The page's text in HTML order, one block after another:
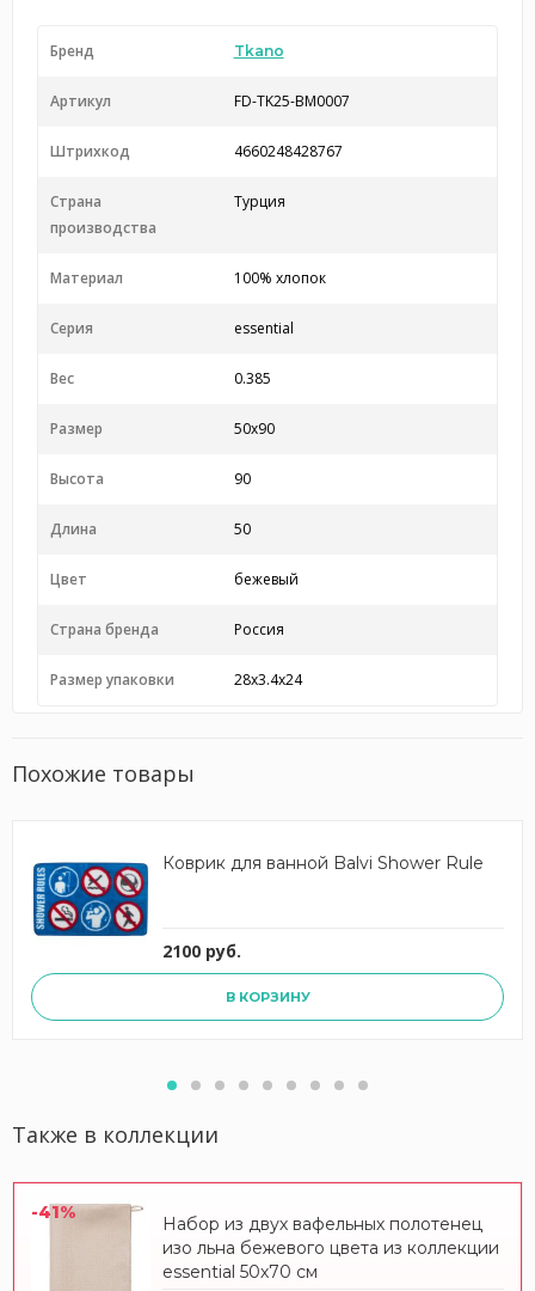
Бренд Tkano
Артикул FD-TK25-BM0007
Штрихкод 4660248428767
Страна
производства
Турция
Материал 100% хлопок
Серия essential
Вес 0.385
Размер 50x90
Высота 90
Длина 50
Цвет бежевый
Страна бренда Россия
Размер упаковки 28x3.4x24
Похожие товары
Коврик для ванной Balvi Shower Rule
2100 руб.
В КОРЗИНУ
Также в коллекции
-41%
Набор из двух вафельных полотенец
изо льна бежевого цвета из коллекции
essential 50х70 см